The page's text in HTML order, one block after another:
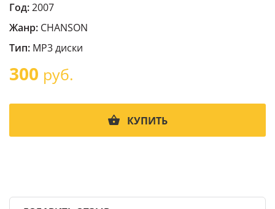
Год:2007
Жанр: CHANSON
Тип: MP3 диски
300 руб.
КУПИТЬ